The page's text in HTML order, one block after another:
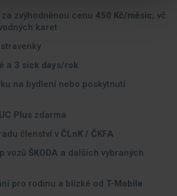
za zvýhodněnou cenu 450 Kč/měsíc, vč.
karet
a 3 sick days/rok
na bydlení nebo poskytnutí
Plus zdarma
členství v ČLnK / ČKFA
vozů ŠKODA a dalších vybraných
pro rodinu a blízké od T-Mobile